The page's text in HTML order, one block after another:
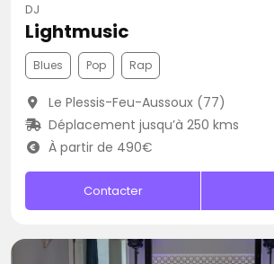
DJ
Lightmusic
Blues Pop Rap
Le Plessis-Feu-Aussoux (77)
Déplacement jusqu’à 250 kms
À partir de 490€
Contacter